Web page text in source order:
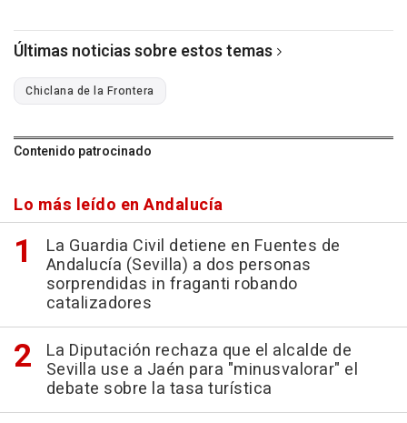
Últimas noticias sobre estos temas
Chiclana de la Frontera
Contenido patrocinado
Lo más leído en Andalucía
La Guardia Civil detiene en Fuentes de
Andalucía (Sevilla) a dos personas
sorprendidas in fraganti robando
catalizadores
La Diputación rechaza que el alcalde de
Sevilla use a Jaén para "minusvalorar" el
debate sobre la tasa turística